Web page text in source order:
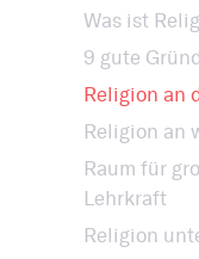
Was ist
9 gute
Religion an
Religion an
Raum für
Lehrkraft
Religion